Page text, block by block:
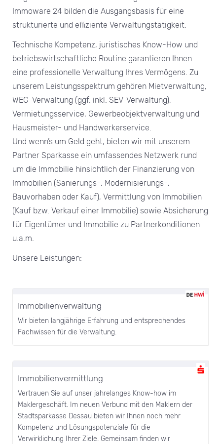
Immoware 24 bilden die Ausgangsbasis für eine
strukturierte und effiziente Verwaltungstätigkeit.
Technische Kompetenz, juristisches Know-How und
betriebswirtschaftliche Routine garantieren Ihnen
eine professionelle Verwaltung Ihres Vermögens. Zu
unserem Leistungsspektrum gehören Mietverwaltung,
WEG-Verwaltung (ggf. inkl. SEV-Verwaltung),
Vermietungsservice, Gewerbeobjektverwaltung und
Hausmeister- und Handwerkerservice.
Und wenn’s um Geld geht, bieten wir mit unserem
Partner Sparkasse ein umfassendes Netzwerk rund
um die Immobilie hinsichtlich der Finanzierung von
Immobilien (Sanierungs-, Modernisierungs-,
Bauvorhaben oder Kauf), Vermittlung von Immobilien
(Kauf bzw. Verkauf einer Immobilie) sowie Absicherung
für Eigentümer und Immobilie zu Partnerkonditionen
u.a.m.
Unsere Leistungen:
Immobilienverwaltung
Wir bieten langjährige Erfahrung und entsprechendes
Fachwissen für die Verwaltung.
Immobilienvermittlung
Vertrauen Sie auf unser jahre­langes Know-how im
Maklergeschäft. Im neuen Verbund mit den Maklern der
Stadtsparkasse Dessau bieten wir Ihnen noch mehr
Kompetenz und Lösungspotenziale für die
Verwirklichung Ihrer Ziele. Gemeinsam finden wir